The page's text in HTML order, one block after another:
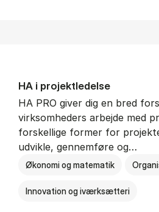
HA i pro­jekt­le­del­se
HA PRO giver dig en bred
virksomheders arbejde med
forskellige former for
udvikle, gennemføre og…
Økonomi og matematik
Innovation og iværksætteri